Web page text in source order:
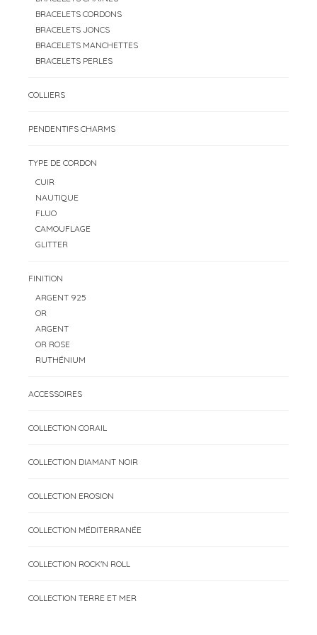
BRACELETS CORDONS
BRACELETS JONCS
BRACELETS MANCHETTES
BRACELETS PERLES
COLLIERS
PENDENTIFS CHARMS
TYPE DE CORDON
CUIR
NAUTIQUE
FLUO
CAMOUFLAGE
GLITTER
FINITION
ARGENT 925
OR
ARGENT
OR ROSE
RUTHÉNIUM
ACCESSOIRES
COLLECTION CORAIL
COLLECTION DIAMANT NOIR
COLLECTION EROSION
COLLECTION MÉDITERRANÉE
COLLECTION ROCK'N ROLL
COLLECTION TERRE ET MER